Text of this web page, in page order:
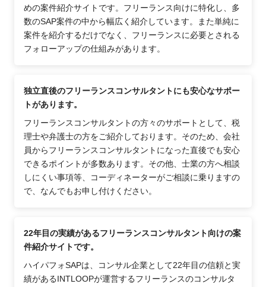
めの案件紹介サイトです。フリーランス向けに特化し、多
数のSAP案件の中から幅広く紹介しています。また単純に
案件を紹介するだけでなく、フリーランスに必要とされる
フォローアップの仕組みがあります。
独立直後のフリーランスコンサルタントにも安心なサポー
トがあります。
フリーランスコンサルタントの方々のサポートとして、税
理士や弁護士の方をご紹介しております。そのため、会社
員からフリーランスコンサルタントになった直後でも安心
できるポイントが多数あります。その他、士業の方へ相談
しにくい事項等、コーディネーターがご相談に乗りますの
で、なんでもお申し付けください。
22年目の実績があるフリーランスコンサルタント向けの案
件紹介サイトです。
ハイパフォSAPは、コンサル企業として22年目の信頼と実
績があるINTLOOPが運営するフリーランスのコンサルタ